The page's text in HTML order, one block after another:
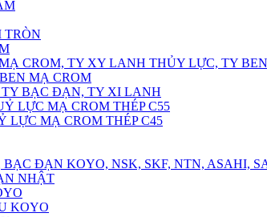
TRÒN
CROM, TY XY LANH THỦY LỰC, TY
MẠ CROM
BẠC ĐẠN, TY XI LANH
LỰC MẠ CROM THÉP C55
LỰC MẠ CROM THÉP C45
ĐẠN KOYO, NSK, SKF, NTN, ASAHI,
NHẬT
KOYO